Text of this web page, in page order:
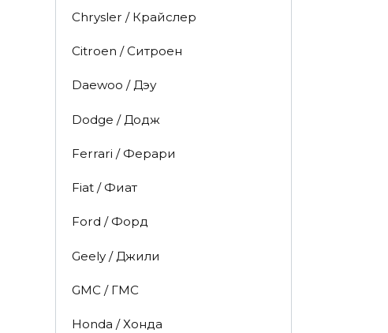
Chrysler / Крайслер
Citroen / Ситроен
Daewoo / Дэу
Dodge / Додж
Ferrari / Ферари
Fiat / Фиат
Ford / Форд
Geely / Джили
GMC / ГМС
Honda / Хонда